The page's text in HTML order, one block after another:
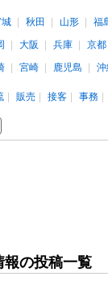
秋田 山形 福
大阪 兵庫 京都
宮崎 鹿児島 沖
販売 接客 事務
報の投稿一覧